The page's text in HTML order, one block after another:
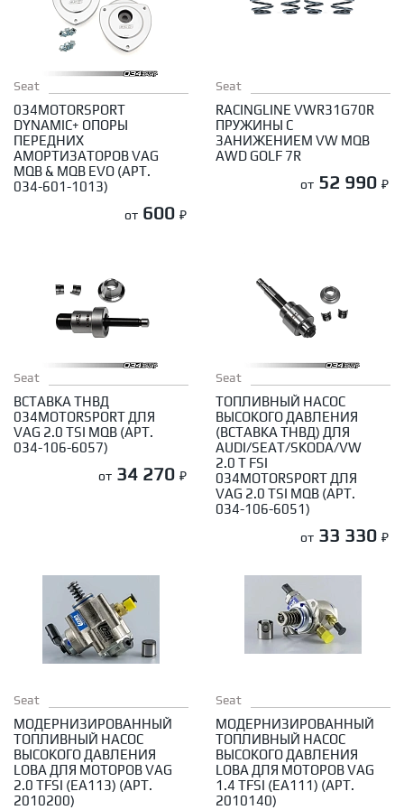
Seat
034MOTORSPORT
DYNAMIC+ ОПОРЫ
ПЕРЕДНИХ
АМОРТИЗАТОРОВ VAG
MQB & MQB EVO (АРТ.
034-601-1013)
от 600 ₽
Seat
RACINGLINE VWR31G70R
ПРУЖИНЫ С
ЗАНИЖЕНИЕМ VW MQB
AWD GOLF 7R
от 52 990 ₽
Seat
ВСТАВКА ТНВД
034MOTORSPORT ДЛЯ
VAG 2.0 TSI MQB (АРТ.
034-106-6057)
от 34 270 ₽
Seat
ТОПЛИВНЫЙ НАСОС
ВЫСОКОГО ДАВЛЕНИЯ
(ВСТАВКА ТНВД) ДЛЯ
AUDI/SEAT/SKODA/VW
2.0 T FSI
034MOTORSPORT ДЛЯ
VAG 2.0 TSI MQB (АРТ.
034-106-6051)
от 33 330 ₽
Seat
МОДЕРНИЗИРОВАННЫЙ
ТОПЛИВНЫЙ НАСОС
ВЫСОКОГО ДАВЛЕНИЯ
LOBA ДЛЯ МОТОРОВ VAG
2.0 TFSI (EA113) (АРТ.
2010200)
Seat
МОДЕРНИЗИРОВАННЫЙ
ТОПЛИВНЫЙ НАСОС
ВЫСОКОГО ДАВЛЕНИЯ
LOBA ДЛЯ МОТОРОВ VAG
1.4 TFSI (EA111) (АРТ.
2010140)